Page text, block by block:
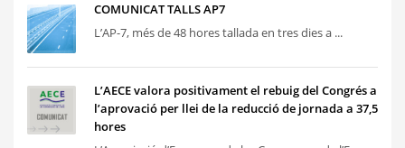
COMUNICAT TALLS AP7
L’AP-7, més de 48 hores tallada en tres dies a ...
L’AECE valora positivament el rebuig del Congrés a
l’aprovació per llei de la reducció de jornada a 37,5
hores